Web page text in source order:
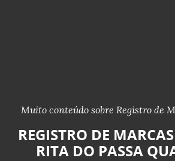
Muito conteúdo sobre Registro de
REGISTRO DE
RITA DO PASSA